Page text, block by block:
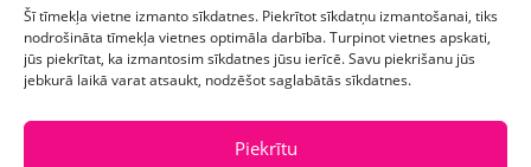
Šī tīmekļa vietne izmanto sīkdatnes. Piekrītot sīkdatņu izmantošanai, tiks
nodrošināta tīmekļa vietnes optimāla darbība. Turpinot vietnes apskati,
jūs piekrītat, ka izmantosim sīkdatnes jūsu ierīcē. Savu piekrišanu jūs
jebkurā laikā varat atsaukt, nodzēšot saglabātās sīkdatnes.
Piekrītu
Prezentreklāmas aģentūra “PARIS”
Reģ.nr.: 40103625328